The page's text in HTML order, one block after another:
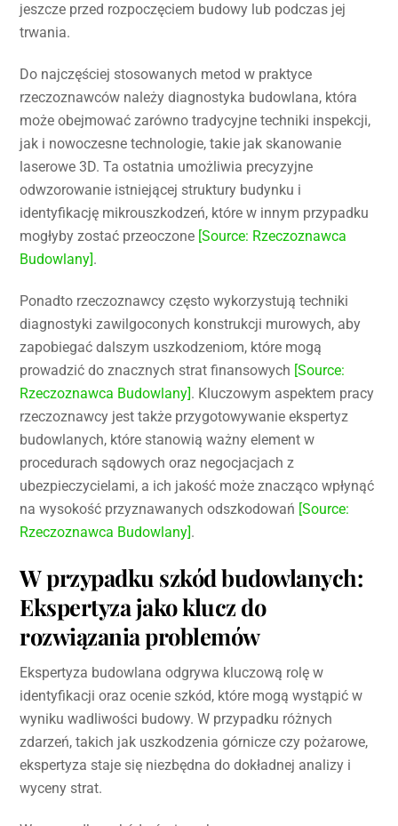
jeszcze przed rozpoczęciem budowy lub podczas jej
trwania.
Do najczęściej stosowanych metod w praktyce
rzeczoznawców należy diagnostyka budowlana, która
może obejmować zarówno tradycyjne techniki inspekcji,
jak i nowoczesne technologie, takie jak skanowanie
laserowe 3D. Ta ostatnia umożliwia precyzyjne
odwzorowanie istniejącej struktury budynku i
identyfikację mikrouszkodzeń, które w innym przypadku
mogłyby zostać przeoczone [Source: Rzeczoznawca
Budowlany].
Ponadto rzeczoznawcy często wykorzystują techniki
diagnostyki zawilgoconych konstrukcji murowych, aby
zapobiegać dalszym uszkodzeniom, które mogą
prowadzić do znacznych strat finansowych [Source:
Rzeczoznawca Budowlany]. Kluczowym aspektem pracy
rzeczoznawcy jest także przygotowywanie ekspertyz
budowlanych, które stanowią ważny element w
procedurach sądowych oraz negocjacjach z
ubezpieczycielami, a ich jakość może znacząco wpłynąć
na wysokość przyznawanych odszkodowań [Source:
Rzeczoznawca Budowlany].
W przypadku szkód budowlanych:
Ekspertyza jako klucz do
rozwiązania problemów
Ekspertyza budowlana odgrywa kluczową rolę w
identyfikacji oraz ocenie szkód, które mogą wystąpić w
wyniku wadliwości budowy. W przypadku różnych
zdarzeń, takich jak uszkodzenia górnicze czy pożarowe,
ekspertyza staje się niezbędna do dokładnej analizy i
wyceny strat.